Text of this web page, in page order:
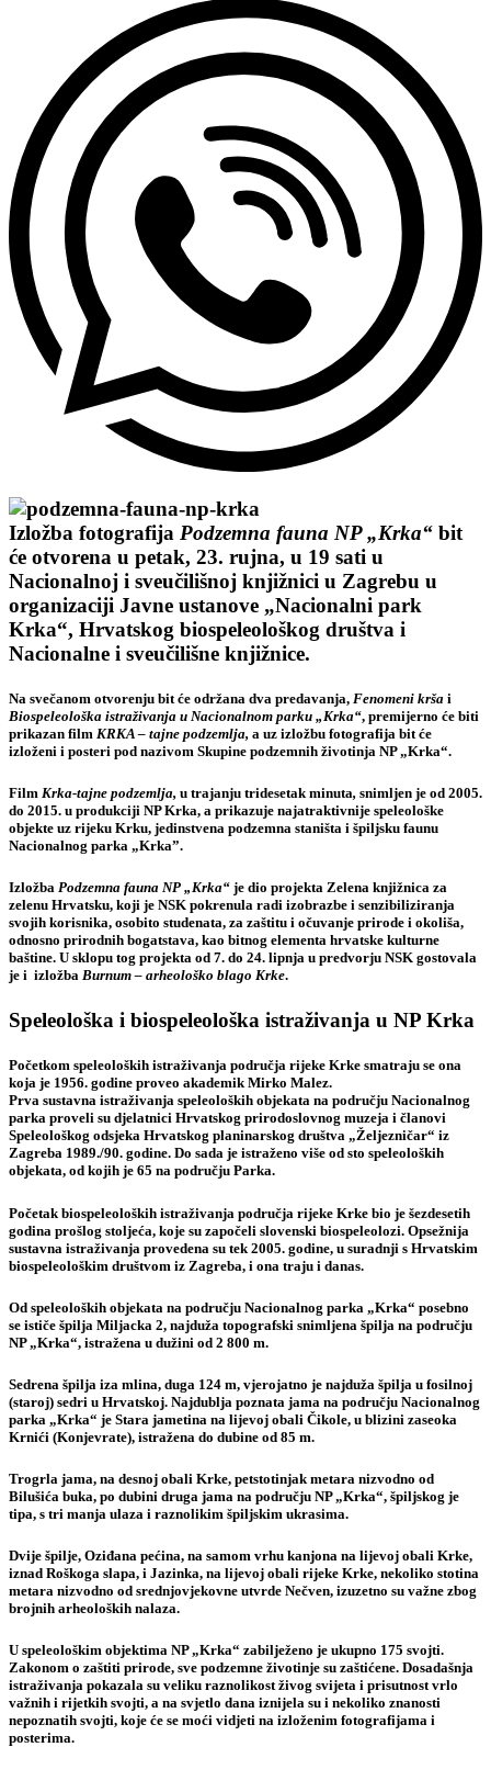
Izložba fotografija Podzemna fauna NP „Krka“ bit
će otvorena u petak, 23. rujna, u 19 sati u
Nacionalnoj i sveučilišnoj knjižnici u Zagrebu u
organizaciji Javne ustanove „Nacionalni park
Krka“, Hrvatskog biospeleološkog društva i
Nacionalne i sveučilišne knjižnice.
Na svečanom otvorenju bit će održana dva predavanja, Fenomeni krša i
Biospeleološka istraživanja u Nacionalnom parku „Krka“, premijerno će biti
prikazan film KRKA – tajne podzemlja, a uz izložbu fotografija bit će
izloženi i posteri pod nazivom Skupine podzemnih životinja NP „Krka“.
Film Krka-tajne podzemlja, u trajanju tridesetak minuta, snimljen je od 2005.
do 2015. u produkciji NP Krka, a prikazuje najatraktivnije speleološke
objekte uz rijeku Krku, jedinstvena podzemna staništa i špiljsku faunu
Nacionalnog parka „Krka”.
Izložba Podzemna fauna NP „Krka“ je dio projekta Zelena knjižnica za
zelenu Hrvatsku, koji je NSK pokrenula radi izobrazbe i senzibiliziranja
svojih korisnika, osobito studenata, za zaštitu i očuvanje prirode i okoliša,
odnosno prirodnih bogatstava, kao bitnog elementa hrvatske kulturne
baštine. U sklopu tog projekta od 7. do 24. lipnja u predvorju NSK gostovala
je i izložba Burnum – arheološko blago Krke.
Speleološka i biospeleološka istraživanja u NP Krka
Početkom speleoloških istraživanja područja rijeke Krke smatraju se ona
koja je 1956. godine proveo akademik Mirko Malez.
Prva sustavna istraživanja speleoloških objekata na području Nacionalnog
parka proveli su djelatnici Hrvatskog prirodoslovnog muzeja i članovi
Speleološkog odsjeka Hrvatskog planinarskog društva „Željezničar“ iz
Zagreba 1989./90. godine. Do sada je istraženo više od sto speleoloških
objekata, od kojih je 65 na području Parka.
Početak biospeleoloških istraživanja područja rijeke Krke bio je šezdesetih
godina prošlog stoljeća, koje su započeli slovenski biospeleolozi. Opsežnija
sustavna istraživanja provedena su tek 2005. godine, u suradnji s Hrvatskim
biospeleološkim društvom iz Zagreba, i ona traju i danas.
Od speleoloških objekata na području Nacionalnog parka „Krka“ posebno
se ističe špilja Miljacka 2, najduža topografski snimljena špilja na području
NP „Krka“, istražena u dužini od 2 800 m.
Sedrena špilja iza mlina, duga 124 m, vjerojatno je najduža špilja u fosilnoj
(staroj) sedri u Hrvatskoj. Najdublja poznata jama na području Nacionalnog
parka „Krka“ je Stara jametina na lijevoj obali Čikole, u blizini zaseoka
Krnići (Konjevrate), istražena do dubine od 85 m.
Trogrla jama, na desnoj obali Krke, petstotinjak metara nizvodno od
Bilušića buka, po dubini druga jama na području NP „Krka“, špiljskog je
tipa, s tri manja ulaza i raznolikim špiljskim ukrasima.
Dvije špilje, Oziđana pećina, na samom vrhu kanjona na lijevoj obali Krke,
iznad Roškoga slapa, i Jazinka, na lijevoj obali rijeke Krke, nekoliko stotina
metara nizvodno od srednjovjekovne utvrde Nečven, izuzetno su važne zbog
brojnih arheoloških nalaza.
U speleološkim objektima NP „Krka“ zabilježeno je ukupno 175 svojti.
Zakonom o zaštiti prirode, sve podzemne životinje su zaštićene. Dosadašnja
istraživanja pokazala su veliku raznolikost živog svijeta i prisutnost vrlo
važnih i rijetkih svojti, a na svjetlo dana iznijela su i nekoliko znanosti
nepoznatih svojti, koje će se moći vidjeti na izloženim fotografijama i
posterima.